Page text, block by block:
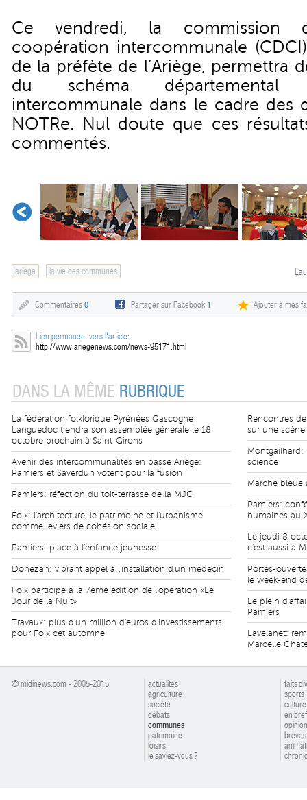
Ce vendredi, la commission
coopération intercommunale
de la préfète de l’Ariège, permettra
du schéma départemental
intercommunale dans le cadre des
NOTRe. Nul doute que ces
commentés.
ariège la vie des communes
Commentaires 0 Partager sur Facebook1 Ajouter à mes
Lien permanent vers l'article:
http://www.ariegenews.com/news-95171.html
DANS LA MÊME RUBRIQUE
La fédération folklorique Pyrénées Gascogne
Languedoc tiendra son assemblée générale le 18
octobre prochain à Saint-Girons
Avenir des intercommunalités en basse Ariège:
Pamiers et Saverdun votent pour la fusion
Pamiers: réfection du toit-terrasse de la MJC
Foix: l'architecture, le patrimoine et l'urbanisme
comme leviers de cohésion sociale
Pamiers: place à l'enfance jeunesse
Donezan: vibrant appel à l'installation d'un médecin
Foix participe à la 7ème édition de l'opération «Le
Jour de la Nuit»
Travaux: plus d'un million d'euros d'investissements
pour Foix cet automne
Rencontres
sur une
Montgailhard:
science
Marche bleue
Pamiers:
humaines au
Le jeudi 8
c'est aussi à
Portes-
le week-end
Le plein
Pamiers
Lavelanet:
Marcelle
© midinews.com - 2005-2015
actualités
agriculture
société
débats
communes
patrimoine
loisirs
le saviez-vous ?
faits
sports
culture
en bref
brèves